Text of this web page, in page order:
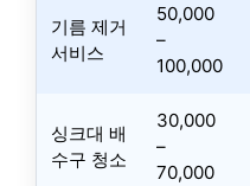
기름 제거
서비스
50,000
–
100,000
싱크대 배
수구 청소
30,000
–
70,000